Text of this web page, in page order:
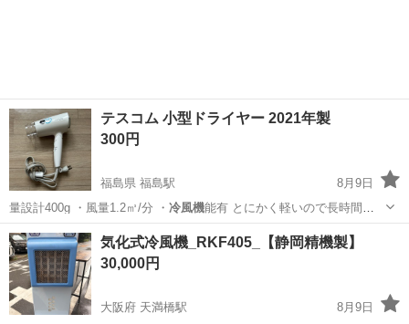
テスコム 小型ドライヤー 2021年製
300円
福島県 福島駅
8月9日
量設計400g ・風量1.2㎥/分 ・ 冷風機能有 とにかく軽いので長時間の
使用で…
福島 福島市 福島駅 美容家電
気化式冷風機_RKF405_【静岡精機製】
30,000円
大阪府 天満橋駅
8月9日